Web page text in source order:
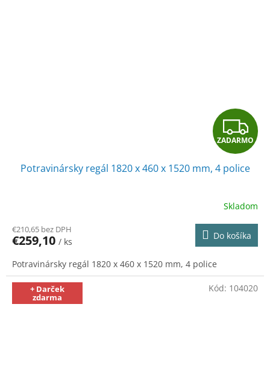
Z
A
D
A
R
M
O
ZADARMO
Potravinársky regál 1820 x 460 x 1520 mm, 4 police
Skladom
€210,65 bez DPH
€259,10 / ks
Do košíka
Potravinársky regál 1820 x 460 x 1520 mm, 4 police
+ Darček
zdarma
Kód: 104020